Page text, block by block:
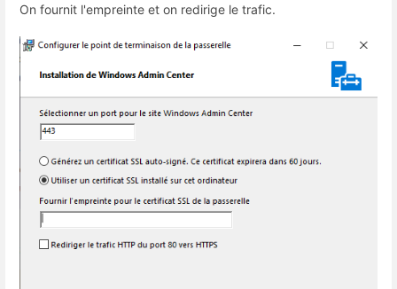
On fournit l'empreinte et on redirige le trafic.